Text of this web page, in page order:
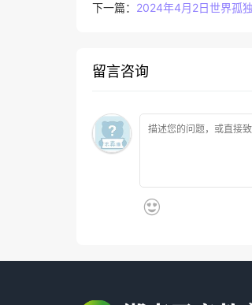
下一篇： 2024年4月2日世界孤
留言咨询